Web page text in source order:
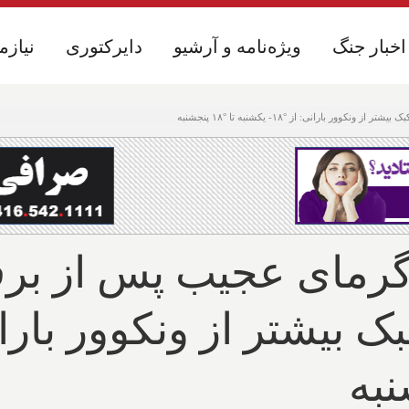
از °۱۸- یکشنبه تا °۱۸ پنجشنبه
دایرکتوری ویژه‌نامه و آرشیو اخبار جنگ دایرکتوری ویژه‌نامه و آرشیو اخبار جنگ
گرمای عجیب پس از